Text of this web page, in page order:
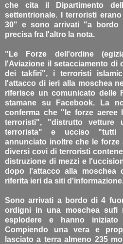
che cita il Dipartimento
settentrionale. I terroristi
30" e sono arrivati "a bordo
precisa fra l'altro la nota.
"Le Forze dell'ordine
l'Aviazione il setacciamento di
dei takfiri", i terroristi
l'attacco di ieri alla moschea
riferisce un comunicato delle
stamane su Facebook. La
conferma che "le forze aeree
terroristi", "distrutto vetture
terrorista" e ucciso "tutti
annunciato inoltre che le forze
diversi covi di terroristi
distruzione di mezzi e
dopo l'attacco alla moschea
riferita ieri da siti
Sono arrivati a bordo di 4
ordigni in una moschea sufi
esplodere e hanno
Compiendo una vera e
lasciato a terra almeno 235